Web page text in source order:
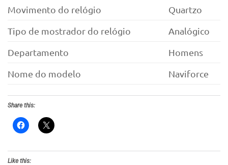
Movimento do relógio
Quartzo
Tipo de mostrador do relógio
Analógico
Departamento
Homens
Nome do modelo
Naviforce
Share this:
Like this: